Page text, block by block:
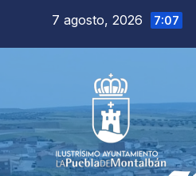
7 agosto, 2026 7:07